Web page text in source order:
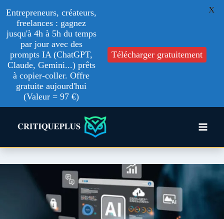
Entrepreneurs, créateurs,
freelances : gagnez
jusqu'à 4h à 5h du temps
par jour avec des
prompts IA (ChatGPT,
Claude, Gemini...) prêts
à copier-coller. Offre
gratuite aujourd'hui
(Valeur = 97 €)
Télécharger gratuitement
X